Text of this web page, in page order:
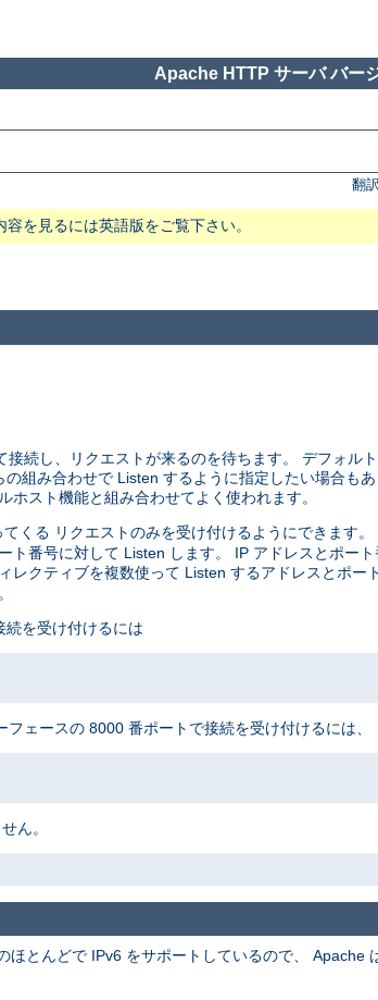
Apache HTTP サーバ バー
翻
を見るには英語版をご覧下さい。
続し、リクエストが来るのを待ちます。 デフォル
組み合わせで Listen するように指定したい場合も
スト機能と組み合わせてよく使われます。
くる リクエストのみを受け付けるようにできます
番号に対して Listen します。 IP アドレスとポー
レクティブを複数使って Listen するアドレスとポー
を受け付けるには
ェースの 8000 番ポートで接続を受け付けるには、
ん。
ほとんどで IPv6 をサポートしているので、 Apache